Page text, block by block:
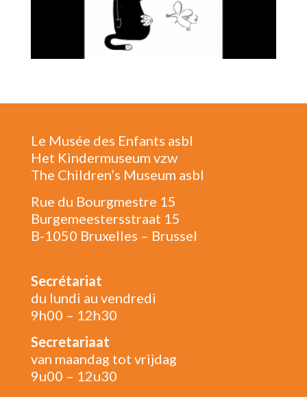
Le Musée des Enfants asbl
Het Kindermuseum vzw
The Children’s Museum asbl
Rue du Bourgmestre 15
Burgemeestersstraat 15
B-1050 Bruxelles – Brussel
Secrétariat
du lundi au vendredi
9h00 – 12h30
Secretariaat
van maandag tot vrijdag
9u00 – 12u30